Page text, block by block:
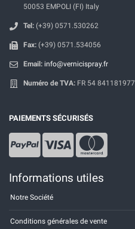
50053 EMPOLI (FI) Italy
Tel: (+39) 0571.530262
Fax: (+39) 0571.534056
Email: info@vernicispray.fr
Numéro de TVA: FR 54 841181977
PAIEMENTS SÉCURISÉS
Informations utiles
Notre Société
Conditions générales de vente